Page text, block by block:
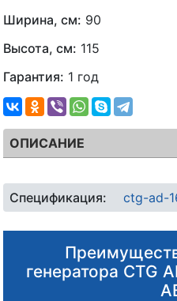
Ширина, см: 90
Высота, см: 115
Гарантия: 1 год
ОПИСАНИЕ
Спецификация: ctg-ad-
генератора CTG